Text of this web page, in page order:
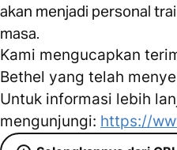
akan menjadi personal
masa.
Kami mengucapkan
Bethel yang telah
Untuk informasi lebih
mengunjungi: https://